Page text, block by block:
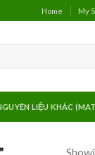
Home My
LIỆU KHÁC